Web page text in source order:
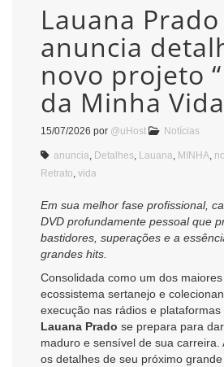
Lauana Prado
anuncia
novo projeto
da Minha
15/07/2026 por @uHost Notícias
anuncia Detalhes Lauana MINHA
Retrato vida
Em sua melhor fase profissional,
DVD profundamente pessoal que
bastidores, superações e a
grandes hits.
Consolidada como um dos
ecossistema sertanejo e
execução nas rádios e plataformas
Lauana Prado se prepara para
maduro e sensível de sua carreira.
os detalhes de seu próximo